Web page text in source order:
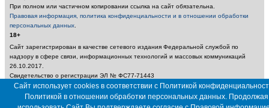
При полном или частичном копировании ссылка на сайт обязательна.
Правовая информация, политика конфиденциальности и в отношении обработки
персональных данных
18+
Сайт зарегистрирован в качестве сетевого издания Федеральной службой по
надзору в сфере связи, информационных технологий и массовых коммуникаций
26.10.2017.
Свидетельство о регистрации ЭЛ № ФС77-71443
Учредитель: Муниципальное бюджетное учреждение «Редакция газеты «Калужская
неделя»
Главный редактор: Амбарцумян А. Ю. / Электронный адрес редакции:
Сайт использует cookies в соответствии с Политикой
Политикой в отношении обработки персональных данных. Продолжая